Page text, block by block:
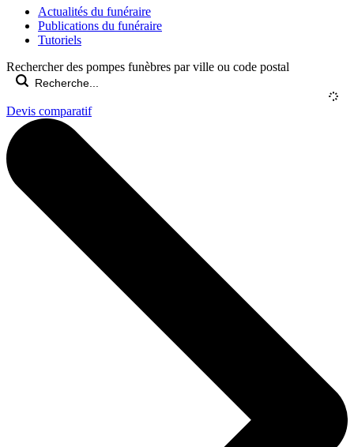
Actualités du funéraire
Publications du funéraire
Tutoriels
Rechercher des pompes funèbres par ville ou code postal
Devis comparatif